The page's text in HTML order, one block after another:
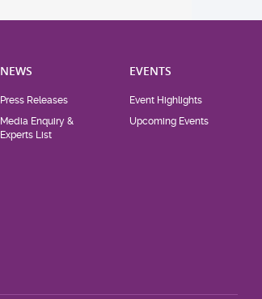
NEWS
Press Releases
Media Enquiry &
Experts List
EVENTS
Event Highlights
Upcoming Events